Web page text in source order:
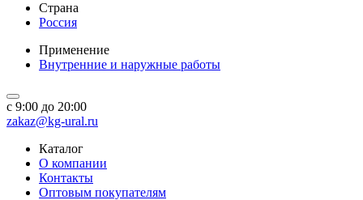
Страна
Россия
Применение
Внутренние и наружные работы
c 9:00 до 20:00
zakaz@kg-ural.ru
Каталог
О компании
Контакты
Оптовым покупателям